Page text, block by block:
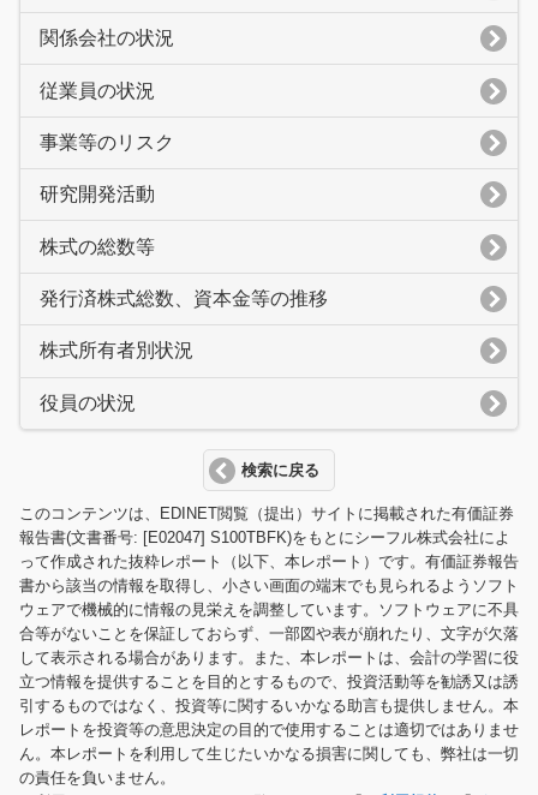
関係会社の状況
従業員の状況
事業等のリスク
研究開発活動
株式の総数等
発行済株式総数、資本金等の推移
株式所有者別状況
役員の状況
検索に戻る
このコンテンツは、EDINET閲覧（提出）サイトに掲載された有価証券
報告書(文書番号: [E02047] S100TBFK)をもとにシーフル株式会社によ
って作成された抜粋レポート（以下、本レポート）です。有価証券報告
書から該当の情報を取得し、小さい画面の端末でも見られるようソフト
ウェアで機械的に情報の見栄えを調整しています。ソフトウェアに不具
合等がないことを保証しておらず、一部図や表が崩れたり、文字が欠落
して表示される場合があります。また、本レポートは、会計の学習に役
立つ情報を提供することを目的とするもので、投資活動等を勧誘又は誘
引するものではなく、投資等に関するいかなる助言も提供しません。本
レポートを投資等の意思決定の目的で使用することは適切ではありませ
ん。本レポートを利用して生じたいかなる損害に関しても、弊社は一切
の責任を負いません。